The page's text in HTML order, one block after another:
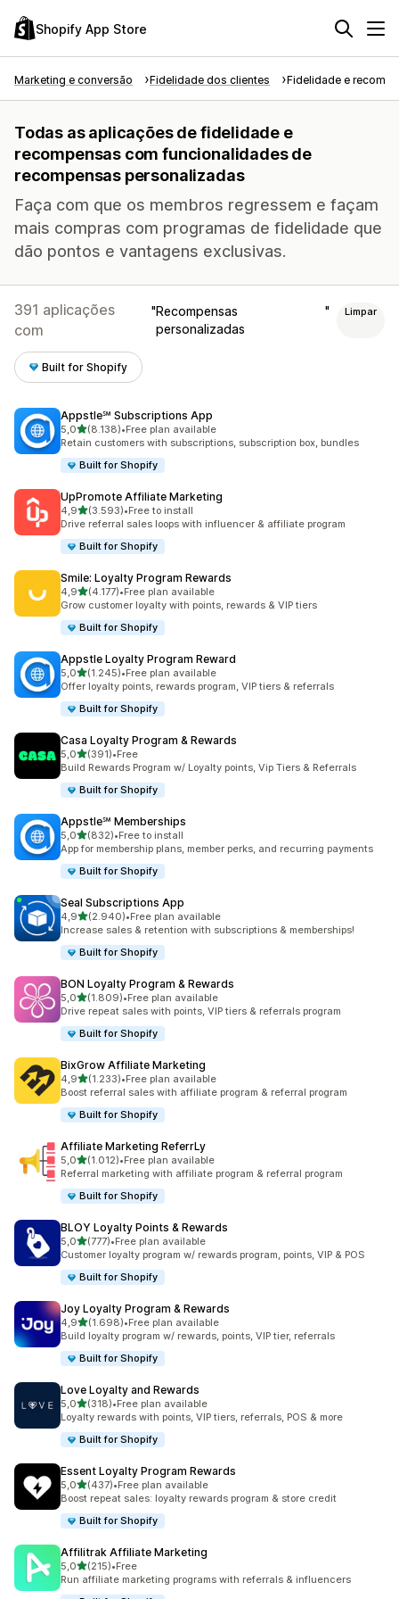
Shopify App Store
Marketing e conversão Fidelidade dos clientes Fidelidade e
Todas as aplicações de fidelidade e
recompensas com funcionalidades de
recompensas personalizadas
Faça com que os membros regressem e façam
mais compras com programas de fidelidade que
dão pontos e vantagens exclusivas.
391 aplicações
com
Recompensas
personalizadas
Limpar
Built for Shopify
Appstle℠ Subscriptions App
5,0de 5 estrelas
(8.138)
8138 total de avaliações
•Free plan available
Retain customers with subscriptions, subscription box, bundles
Built for Shopify
UpPromote Affiliate Marketing
4,9de 5 estrelas
(3.593)
3593 total de avaliações
•Free to install
Drive referral sales loops with influencer & affiliate program
Built for Shopify
Smile: Loyalty Program Rewards
4,9de 5 estrelas
(4.177)
4177 total de avaliações
•Free plan available
Grow customer loyalty with points, rewards & VIP tiers
Built for Shopify
Appstle Loyalty Program Reward
5,0de 5 estrelas
(1.245)
1245 total de avaliações
•Free plan available
Offer loyalty points, rewards program, VIP tiers & referrals
Built for Shopify
Casa Loyalty Program & Rewards
5,0de 5 estrelas
(391)
391 total de avaliações
•Free
Build Rewards Program w/ Loyalty points, Vip Tiers & Referrals
Built for Shopify
Appstle℠ Memberships
5,0de 5 estrelas
(832)
832 total de avaliações
•Free to install
App for membership plans, member perks, and recurring payments
Built for Shopify
Seal Subscriptions App
4,9de 5 estrelas
(2.940)
2940 total de avaliações
•Free plan available
Increase sales & retention with subscriptions & memberships!
Built for Shopify
BON Loyalty Program & Rewards
5,0de 5 estrelas
(1.809)
1809 total de avaliações
•Free plan available
Drive repeat sales with points, VIP tiers & referrals program
Built for Shopify
BixGrow Affiliate Marketing
4,9de 5 estrelas
(1.233)
1233 total de avaliações
•Free plan available
Boost referral sales with affiliate program & referral program
Built for Shopify
Affiliate Marketing ReferrLy
5,0de 5 estrelas
(1.012)
1012 total de avaliações
•Free plan available
Referral marketing with affiliate program & referral program
Built for Shopify
BLOY Loyalty Points & Rewards
5,0de 5 estrelas
(777)
777 total de avaliações
•Free plan available
Customer loyalty program w/ rewards program, points, VIP & POS
Built for Shopify
Joy Loyalty Program & Rewards
4,9de 5 estrelas
(1.698)
1698 total de avaliações
•Free plan available
Build loyalty program w/ rewards, points, VIP tier, referrals
Built for Shopify
Love Loyalty and Rewards
5,0de 5 estrelas
(318)
318 total de avaliações
•Free plan available
Loyalty rewards with points, VIP tiers, referrals, POS & more
Built for Shopify
Essent Loyalty Program Rewards
5,0de 5 estrelas
(437)
437 total de avaliações
•Free plan available
Boost repeat sales: loyalty rewards program & store credit
Built for Shopify
Affilitrak Affiliate Marketing
5,0de 5 estrelas
(215)
215 total de avaliações
•Free
Run affiliate marketing programs with referrals & influencers